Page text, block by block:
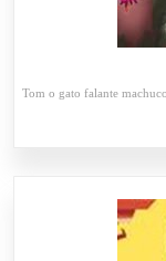
Tom o gato falante